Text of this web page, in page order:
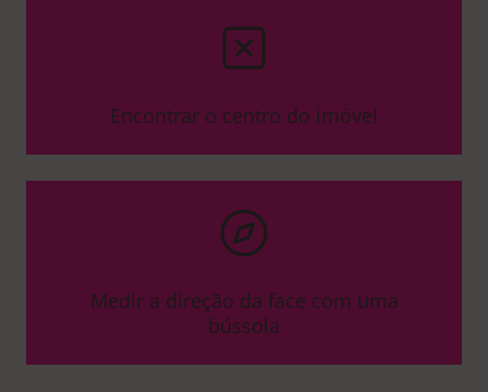
Encontrar o centro do imóvel
Medir a direção da face com uma
bússola